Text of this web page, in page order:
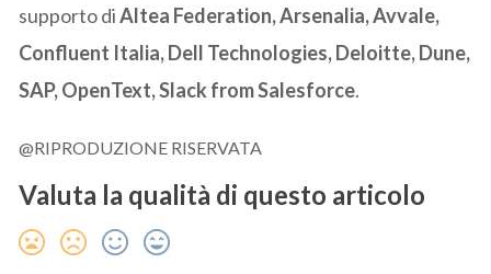
supporto diAltea Federation, Arsenalia, Avvale,
Confluent Italia, Dell Technologies, Deloitte, Dune,
SAP, OpenText, Slack from Salesforce.
@RIPRODUZIONE RISERVATA
Valuta la qualità di questo articolo